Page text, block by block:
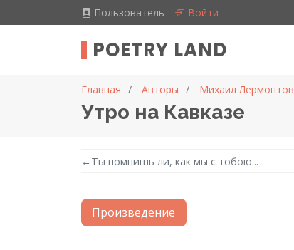
Пользователь Войти
POETRY LAND
Главная Авторы Михаил Лермонтов
Утро на Кавказе
← Ты помнишь ли, как мы с тобою...
Произведение